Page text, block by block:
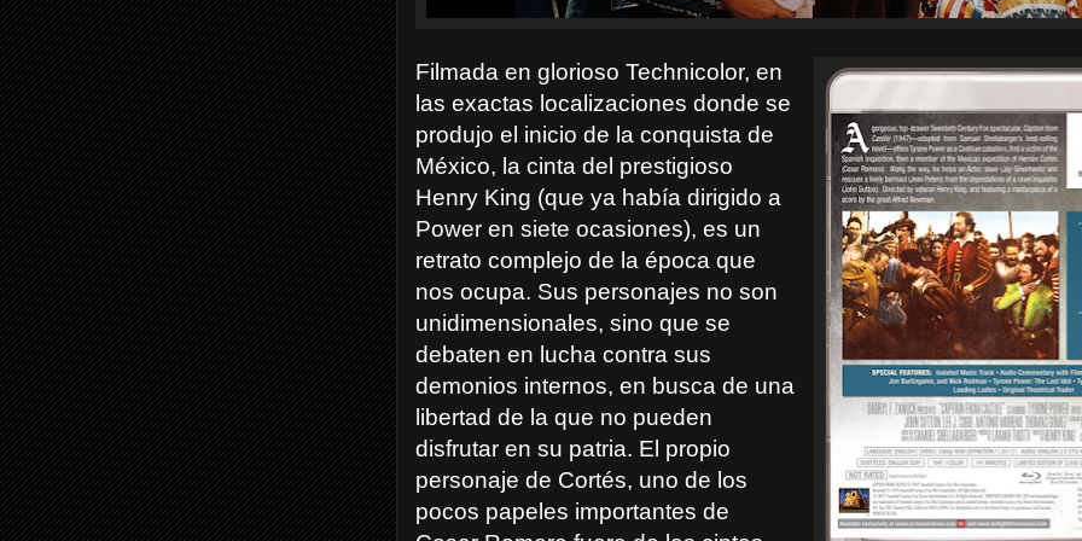
Filmada en glorioso Technicolor, en
las exactas localizaciones donde se
produjo el inicio de la conquista de
México, la cinta del prestigioso
Henry King (que ya había dirigido a
Power en siete ocasiones), es un
retrato complejo de la época que
nos ocupa. Sus personajes no son
unidimensionales, sino que se
debaten en lucha contra sus
demonios internos, en busca de una
libertad de la que no pueden
disfrutar en su patria. El propio
personaje de Cortés, uno de los
pocos papeles importantes de